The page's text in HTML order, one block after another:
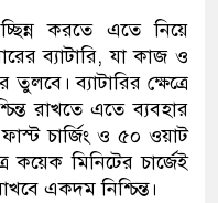
করতে এতে নিয়ে
ব্যাটারি, যা কাজ ও
ব্যাটারির ক্ষেত্রে
রাখতে এতে ব্যবহার
চার্জিং ও ৫০ ওয়াট
কয়েক মিনিটের চার্জেই
একদম নিশ্চিন্ত।